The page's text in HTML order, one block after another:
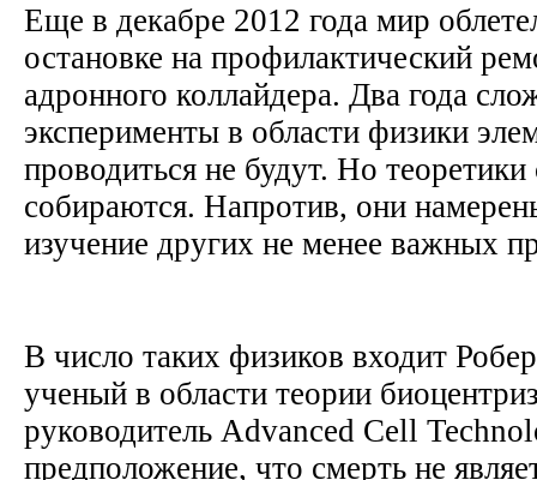
Еще в декабре 2012 года мир
остановке на профилактический
адронного коллайдера. Два года
эксперименты в области физики
проводиться не будут. Но теоретики
собираются. Напротив, они
изучение других не менее важных
В число таких физиков входит
ученый в области теории
руководитель Advanced Cell
предположение, что смерть не